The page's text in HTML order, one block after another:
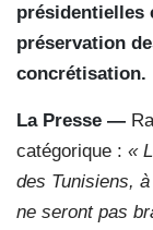
présidentielles
préservation
concrétisation.
La Presse —
catégorique : «
des Tunisiens,
ne seront pas